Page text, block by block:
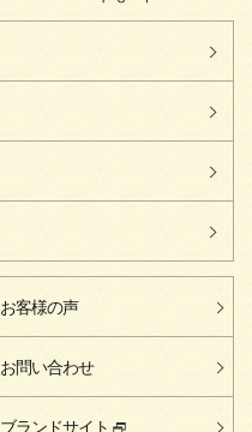
お客様の声
お問い合わせ
ブランドサイト